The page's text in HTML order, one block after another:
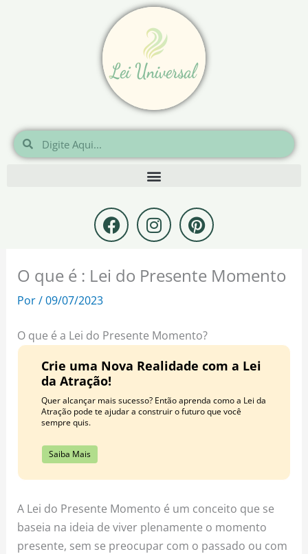
Pesquisar
Pesquisar
F
a
c
e
b
k
I
n
s
t
a
a
m
P
i
n
t
e
s
t
O que é : Lei do Presente Momento
Por/09/07/2023
O que é a Lei do Presente Momento?
Crie uma Nova Realidade com a Lei
da Atração!
Quer alcançar mais sucesso? Então aprenda como a Lei da
Atração pode te ajudar a construir o futuro que você
sempre quis.
Saiba Mais
A Lei do Presente Momento é um conceito que se
baseia na ideia de viver plenamente o momento
presente, sem se preocupar com o passado ou com